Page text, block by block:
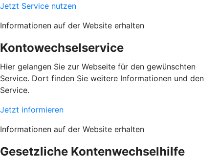
Jetzt Service nutzen
Informationen auf der Website erhalten
Kontowechselservice
Hier gelangen Sie zur Webseite für den gewünschten
Service. Dort finden Sie weitere Informationen und den
Service.
Jetzt informieren
Informationen auf der Website erhalten
Gesetzliche Kontenwechselhilfe